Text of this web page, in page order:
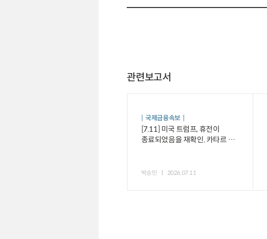
관련보고서
국제금융속보
[7.11] 미국 트럼프, 휴전이
종료되었음을 재확인. 카타르 등
박승민 2026.07.11